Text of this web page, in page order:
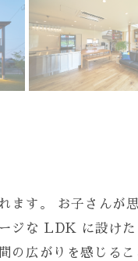
ます。 お子さんが
ジな LDK に設け
の広がりを感じるこ